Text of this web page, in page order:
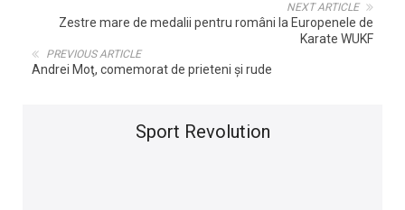
NEXT ARTICLE
Zestre mare de medalii pentru români la Europenele de
Karate WUKF
PREVIOUS ARTICLE
Andrei Moţ, comemorat de prieteni şi rude
Sport Revolution